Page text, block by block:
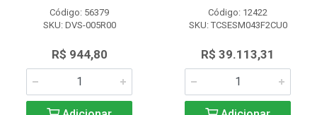
Código: 56379
SKU: DVS-005R00
R$ 944,80
Código: 12422
SKU: TCSESM043F2CU0
R$ 39.113,31